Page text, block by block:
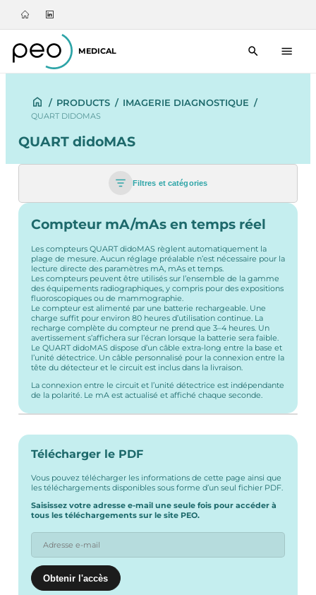
MEDICAL
/ PRODUCTS / IMAGERIE DIAGNOSTIQUE /
QUART DIDOMAS
QUART didoMAS
Filtres et catégories
Compteur mA/mAs en temps réel
Les compteurs QUART didoMAS règlent automatiquement la
plage de mesure. Aucun réglage préalable n’est nécessaire pour la
lecture directe des paramètres mA, mAs et temps.
Les compteurs peuvent être utilisés sur l’ensemble de la gamme
des équipements radiographiques, y compris pour des expositions
fluoroscopiques ou de mammographie.
Le compteur est alimenté par une batterie rechargeable. Une
charge suffit pour environ 80 heures d’utilisation continue. La
recharge complète du compteur ne prend que 3–4 heures. Un
avertissement s’affichera sur l’écran lorsque la batterie sera faible.
Le QUART didoMAS dispose d’un câble extra-long entre la base et
l’unité détectrice. Un câble personnalisé pour la connexion entre la
tête du détecteur et le circuit est inclus dans la livraison.
La connexion entre le circuit et l’unité détectrice est indépendante
de la polarité. Le mA est actualisé et affiché chaque seconde.
Télécharger le PDF
Vous pouvez télécharger les informations de cette page ainsi que
les téléchargements disponibles sous forme d’un seul fichier PDF.
Saisissez votre adresse e-mail une seule fois pour accéder à
tous les téléchargements sur le site PEO.